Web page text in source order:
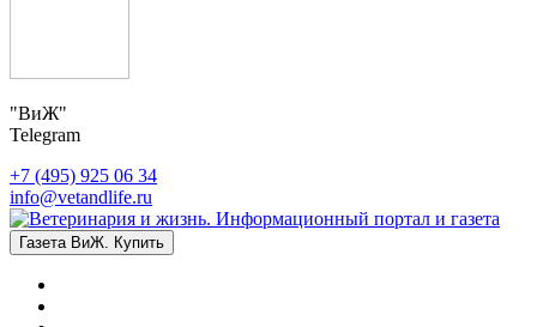
"ВиЖ"
Telegram
+7 (495) 925 06 34
info@vetandlife.ru
Газета ВиЖ. Купить